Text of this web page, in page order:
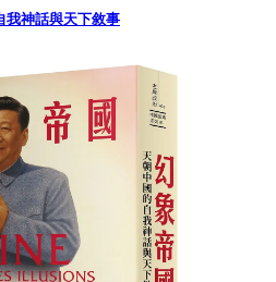
我神話與天下敘事